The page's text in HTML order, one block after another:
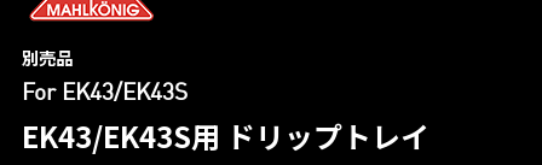
別売品
For EK43/EK43S
EK43/EK43S用 ドリップトレイ